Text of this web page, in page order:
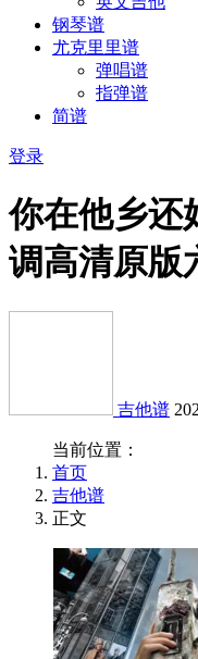
钢琴谱
尤克里里谱
弹唱谱
指弹谱
简谱
登录
你在他乡还
调高清原版
吉他谱
当前位置：
首页
吉他谱
正文